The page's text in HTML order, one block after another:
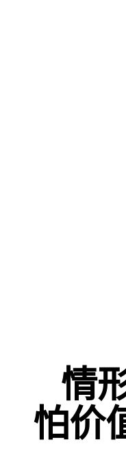
情
怕价